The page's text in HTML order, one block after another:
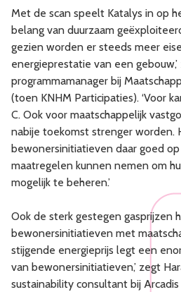
Met de scan speelt Katalys in op
belang van duurzaam
gezien worden er steeds meer
energieprestatie van een
programmamanager bij
(toen KNHM Participaties). ‘Voor
C. Ook voor maatschappelijk
nabije toekomst strenger worden.
bewonersinitiatieven daar goed
maatregelen kunnen nemen om
mogelijk te beheren.’
Ook de sterk gestegen gasprijzen
bewonersinitiatieven met
stijgende energieprijs legt een
van bewonersinitiatieven,’ zegt
sustainability consultant bij